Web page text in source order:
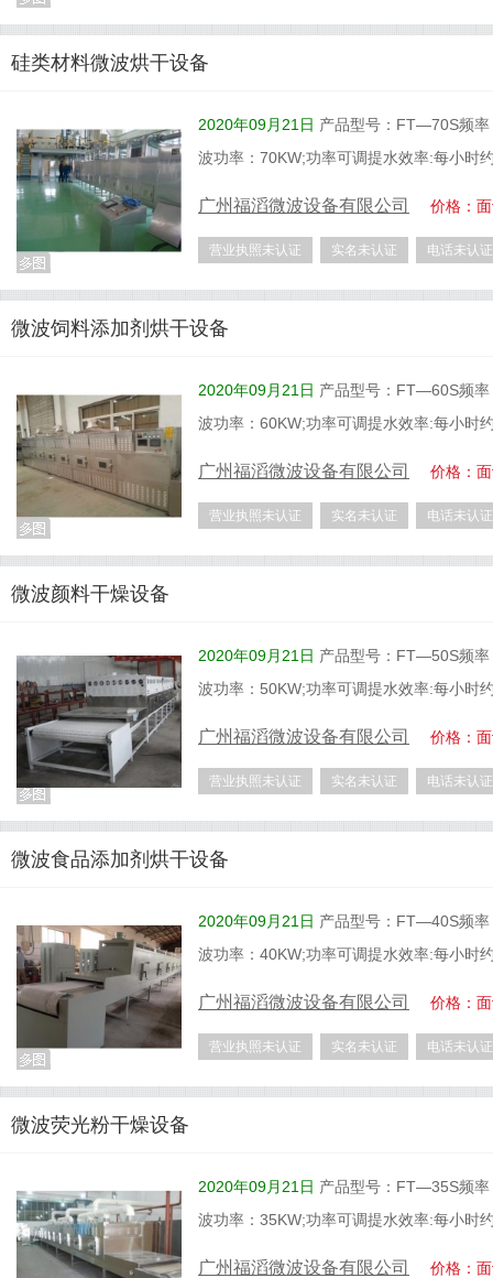
硅类材料微波烘干设备
2020年09月21日 产品型号：FT—70S频率
波功率：70KW;功率可调提水效率:每小时
广州福滔微波设备有限公司 价格：
营业执照未认证 实名未认证 电话未认证
微波饲料添加剂烘干设备
2020年09月21日 产品型号：FT—60S频率
波功率：60KW;功率可调提水效率:每小时
广州福滔微波设备有限公司 价格：
营业执照未认证 实名未认证 电话未认证
微波颜料干燥设备
2020年09月21日 产品型号：FT—50S频率
波功率：50KW;功率可调提水效率:每小时
广州福滔微波设备有限公司 价格：
营业执照未认证 实名未认证 电话未认证
微波食品添加剂烘干设备
2020年09月21日 产品型号：FT—40S频率
波功率：40KW;功率可调提水效率:每小时
广州福滔微波设备有限公司 价格：
营业执照未认证 实名未认证 电话未认证
微波荧光粉干燥设备
2020年09月21日 产品型号：FT—35S频率
波功率：35KW;功率可调提水效率:每小时
广州福滔微波设备有限公司 价格：